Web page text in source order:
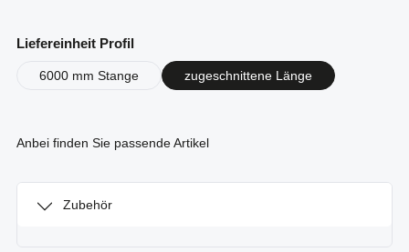
Liefereinheit Profilauswählen
6000 mm Stange zugeschnittene Länge
Anbei finden Sie passende Artikel
Zubehör